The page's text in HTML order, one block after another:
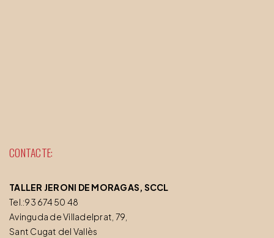
CONTACTE:
TALLER JERONI DE MORAGAS, SCCL
Tel.:93 674 50 48
Avinguda de Villadelprat, 79,
Sant Cugat del Vallès